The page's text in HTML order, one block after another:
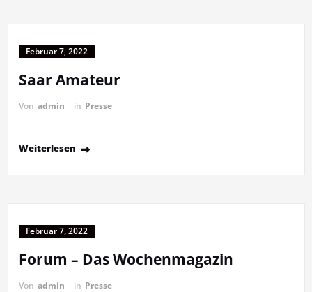
Februar 7, 2022
Saar Amateur
Von admin in Presse
Weiterlesen
Februar 7, 2022
Forum – Das Wochenmagazin
Von admin in Presse